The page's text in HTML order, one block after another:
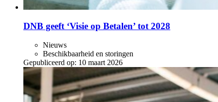
DNB geeft ‘Visie op Betalen’ tot 2028
Nieuws
Beschikbaarheid en storingen
Gepubliceerd op: 10 maart 2026